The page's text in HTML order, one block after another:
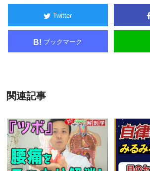
Twitter
B! ブックマーク
関連記事